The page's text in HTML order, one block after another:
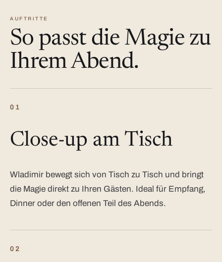
AUFTRITTE
So passt die Magie zu
Ihrem Abend.
01
Close-up am Tisch
Wladimir bewegt sich von Tisch zu Tisch und bringt
die Magie direkt zu Ihren Gästen. Ideal für Empfang,
Dinner oder den offenen Teil des Abends.
02